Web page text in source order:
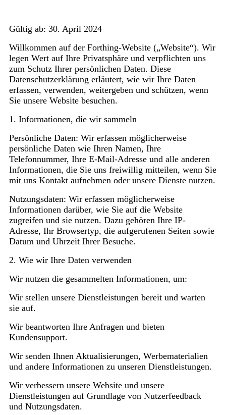
Gültig ab: 30. April 2024
Willkommen auf der Forthing-Website („Website“). Wir
legen Wert auf Ihre Privatsphäre und verpflichten uns
zum Schutz Ihrer persönlichen Daten. Diese
Datenschutzerklärung erläutert, wie wir Ihre Daten
erfassen, verwenden, weitergeben und schützen, wenn
Sie unsere Website besuchen.
1. Informationen, die wir sammeln
Persönliche Daten: Wir erfassen möglicherweise
persönliche Daten wie Ihren Namen, Ihre
Telefonnummer, Ihre E-Mail-Adresse und alle anderen
Informationen, die Sie uns freiwillig mitteilen, wenn Sie
mit uns Kontakt aufnehmen oder unsere Dienste nutzen.
Nutzungsdaten: Wir erfassen möglicherweise
Informationen darüber, wie Sie auf die Website
zugreifen und sie nutzen. Dazu gehören Ihre IP-
Adresse, Ihr Browsertyp, die aufgerufenen Seiten sowie
Datum und Uhrzeit Ihrer Besuche.
2. Wie wir Ihre Daten verwenden
Wir nutzen die gesammelten Informationen, um:
Wir stellen unsere Dienstleistungen bereit und warten
sie auf.
Wir beantworten Ihre Anfragen und bieten
Kundensupport.
Wir senden Ihnen Aktualisierungen, Werbematerialien
und andere Informationen zu unseren Dienstleistungen.
Wir verbessern unsere Website und unsere
Dienstleistungen auf Grundlage von Nutzerfeedback
und Nutzungsdaten.